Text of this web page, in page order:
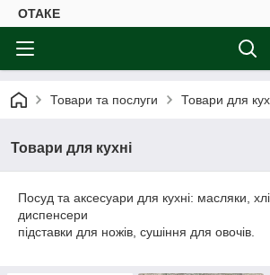
ОТАКЕ
Товари та послуги Товари для
Товари для кухні
Посуд та аксесуари для кухні: масляки,
диспенсери
підставки для ножів, сушіння для овочів.